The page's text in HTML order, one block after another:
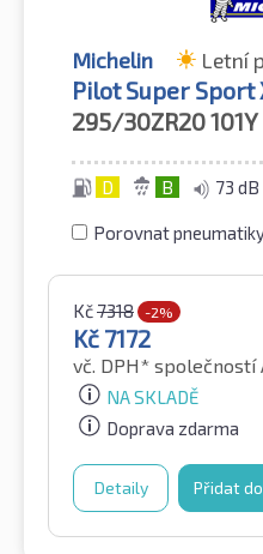
Michelin Letní
Pilot Super Sport
295/30ZR20101Y
D B 73 dB
Porovnat
Kč7318 -2%
Kč 7172
vč. DPH* společností
NA SKLADĚ
Doprava zdarma
Detaily Přidat